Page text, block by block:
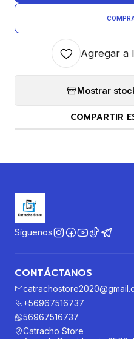
Agregar a
Mostrar
COMPARTIR
Síguenos
CONTÁCTANOS
+56967516737
56967516737
Catracho Store